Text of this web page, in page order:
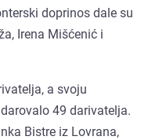
doprinos dale su
Irena Mišćenić i
a svoju
49 darivatelja.
Bistre iz Lovrana,